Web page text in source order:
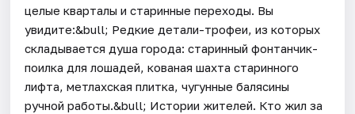
целые кварталы и старинные переходы. Вы
увидите:&bull; Редкие детали-трофеи, из которых
складывается душа города: старинный фонтанчик-
поилка для лошадей, кованая шахта старинного
лифта, метлахская плитка, чугунные балясины
ручной работы.&bull; Истории жителей. Кто жил за